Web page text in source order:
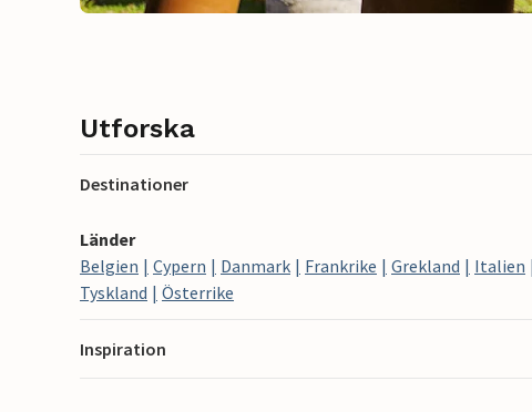
Utforska
Destinationer
Länder
Belgien
Cypern Danmark Frankrike Grekland Italien
Tyskland
Österrike
Inspiration